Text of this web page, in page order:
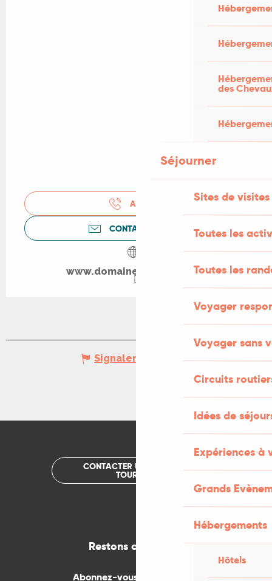
des
Séjourner
Sites de visites
Toutes les
Toutes les
Voyager
Voyager sans
Circuits
Idées de
Expériences à
Grands
Hébergements
Hôtels
APPELER
CONTACTEZ-NOUS
www.domaine-cauquelle.fr
Signaler une erreur
CONTACTER UN OFFICE DE
TOURISME
Restons connectés
Abonnez-vous gratuitement